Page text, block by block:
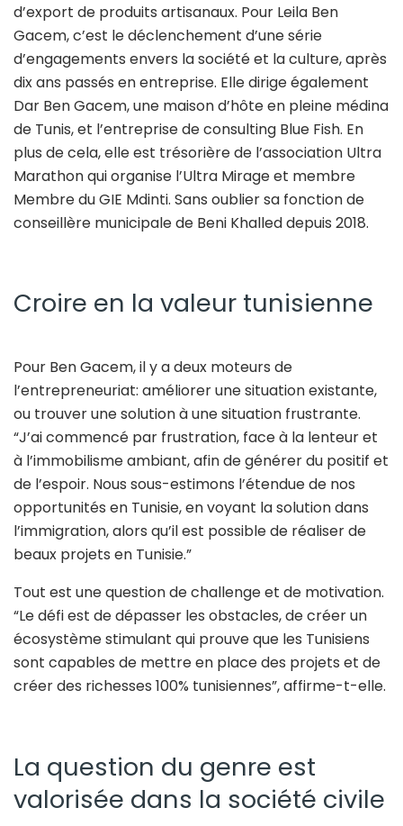
d’export de produits artisanaux. Pour Leila Ben
Gacem, c’est le déclenchement d’une série
d’engagements envers la société et la culture, après
dix ans passés en entreprise. Elle dirige également
Dar Ben Gacem, une maison d’hôte en pleine médina
de Tunis, et l’entreprise de consulting Blue Fish. En
plus de cela, elle est trésorière de l’association Ultra
Marathon qui organise l’Ultra Mirage et membre
Membre du GIE Mdinti. Sans oublier sa fonction de
conseillère municipale de Beni Khalled depuis 2018.
Croire en la valeur tunisienne
Pour Ben Gacem, il y a deux moteurs de
l’entrepreneuriat: améliorer une situation existante,
ou trouver une solution à une situation frustrante.
“J’ai commencé par frustration, face à la lenteur et
à l’immobilisme ambiant, afin de générer du positif et
de l’espoir. Nous sous-estimons l’étendue de nos
opportunités en Tunisie, en voyant la solution dans
l’immigration, alors qu’il est possible de réaliser de
beaux projets en Tunisie.”
Tout est une question de challenge et de motivation.
“Le défi est de dépasser les obstacles, de créer un
écosystème stimulant qui prouve que les Tunisiens
sont capables de mettre en place des projets et de
créer des richesses 100% tunisiennes”, affirme-t-elle.
La question du genre est
valorisée dans la société civile